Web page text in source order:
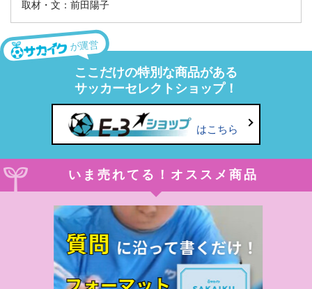
取材・文：前田陽子
が運営
ここだけの特別な商品がある
サッカーセレクトショップ！
はこちら
いま売れてる！オススメ商品